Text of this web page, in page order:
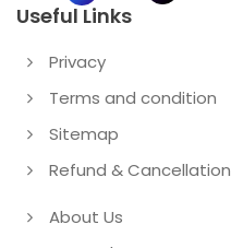
Useful Links
Privacy
Terms and condition
Sitemap
Refund & Cancellation
About Us